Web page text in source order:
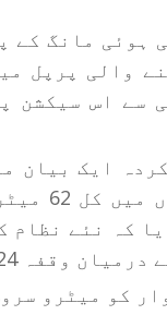
بڑھتی ہوئی
والی پرپل
ایک بیان
24 منٹ تھا۔
کو میٹرو